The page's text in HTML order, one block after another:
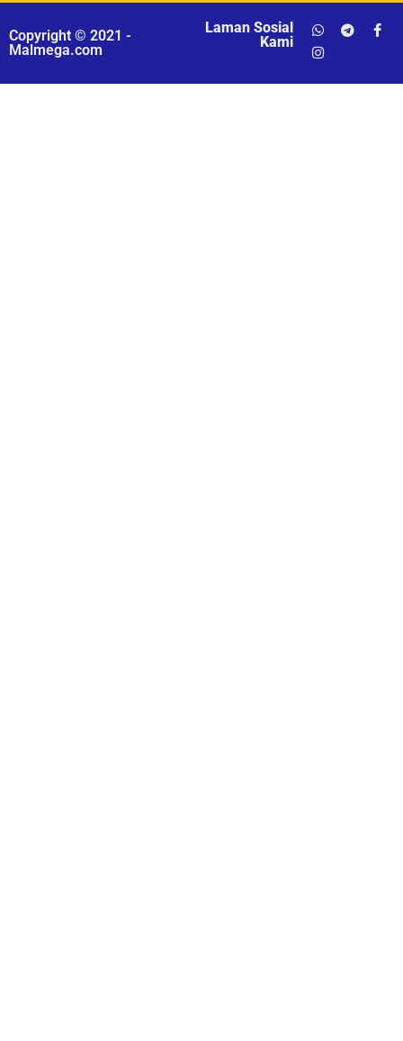
Copyright © 2021 -
Malmega.com
Laman Sosial
Kami